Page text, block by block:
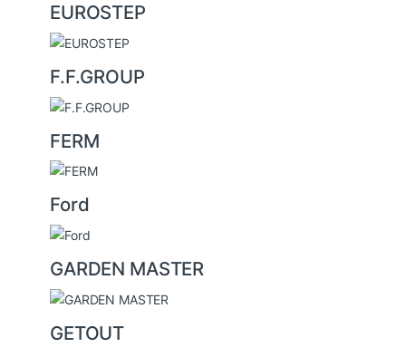
EUROSTEP
F.F.GROUP
FERM
Ford
GARDEN MASTER
GETOUT